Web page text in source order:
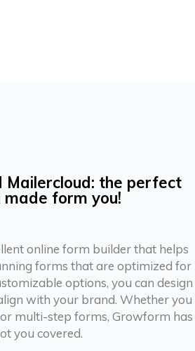
Mailercloud: the perfect
made form you!
online form builder that helps
forms that are optimized for
options, you can design
with your brand. Whether you
multi-step forms, Growform has
you covered.